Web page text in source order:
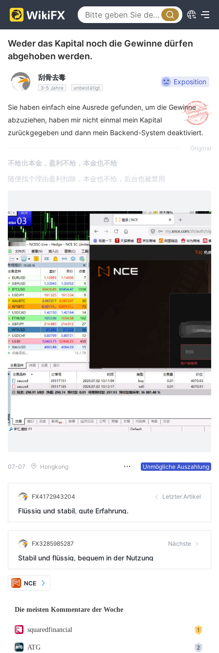
Weder das Kapital noch die Gewinne dürfen
abgehoben werden.
刮骨去毒
3-5 Jahre unbestätigt
Exposition
Sie haben einfach eine Ausrede gefunden, um die Gewinne
abzuziehen, haben mir nicht einmal mein Kapital
zurückgegeben und dann mein Backend-System deaktiviert.
Original
不给出本金，盈利不给，本金也不给
随便找个理由盈利扣除，本金也不给，后台也被禁用
07-07 Hongkong Unmögliche Auszahlung
FX4172943204 Letzter Artikel
Flüssig und stabil, gute Erfahrung.
FX3285985287 Nächste
Stabil und flüssig, bequem in der Nutzung
NCE
Die meisten Kommentare der Woche
squaredfinancial
ATG